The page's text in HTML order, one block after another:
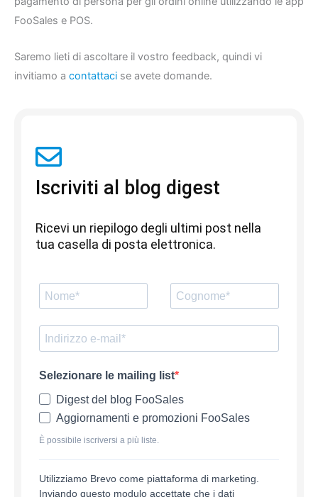
FooSales e POS.
Saremo lieti di ascoltare il vostro feedback, quindi vi
invitiamo a contattaci se avete domande.
Iscriviti al blog digest
Ricevi un riepilogo degli ultimi post nella
tua casella di posta elettronica.
Selezionare le mailing list
Digest del blog FooSales
Aggiornamenti e promozioni FooSales
È possibile iscriversi a più liste.
Utilizziamo Brevo come piattaforma di marketing.
Inviando questo modulo accettate che i dati